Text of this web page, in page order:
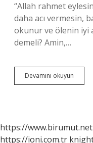
“Allah rahmet
daha acı vermesin,
okunur ve ölenin iyi
demeli? Amin,…
Devamını okuyun
https://www.birumut.net
https://ioni.com.tr